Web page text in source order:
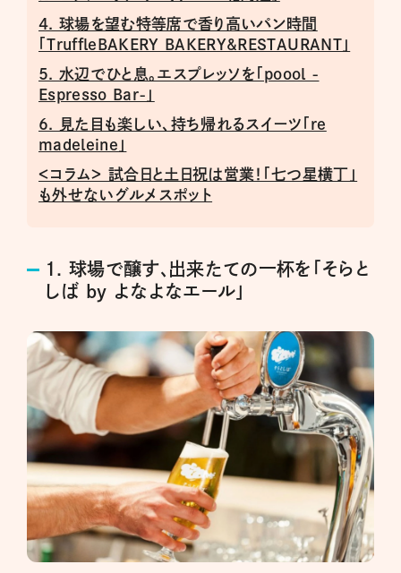
4. 球場を望む特等席で香り高いパン時間
「TruffleBAKERY BAKERY&RESTAURANT」
5. 水辺でひと息。エスプレッソを「poool -
Espresso Bar-」
6. 見た目も楽しい、持ち帰れるスイーツ「re
madeleine」
＜コラム＞ 試合日と土日祝は営業！「七つ星横丁」
も外せないグルメスポット
1. 球場で醸す、出来たての一杯を「そらと
しば by よなよなエール」